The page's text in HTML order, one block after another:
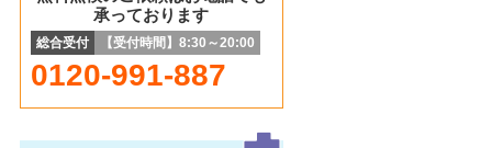
承っております
総合受付 【受付時間】8:30～20:00
0120-991-887